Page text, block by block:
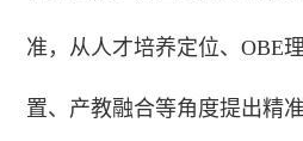
准，从人才培养定位、OBE
置、产教融合等角度提出精